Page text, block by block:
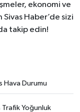
ekonomi ve
Haber’de sizi
takip edin!
Hava Durumu
Trafik Yoğunluk